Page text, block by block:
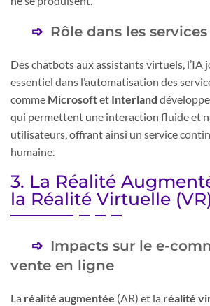
Rôle dans les
Des chatbots aux assistants virtuels, l’IA
essentiel dans l’automatisation des
comme Microsoftet Interland
qui permettent une interaction fluide et
utilisateurs, offrant ainsi un service
humaine.
3. La Réalité
la Réalité Virtuelle (VR)
Impacts sur le e-
vente en ligne
La réalité augmentée (AR) et la réalité